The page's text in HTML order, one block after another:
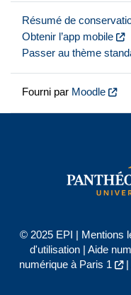
Résumé de
Obtenir l’app mobile
Passer au thème
Fourni par Moodle
© 2025 EPI | Mentions
d'utilisation| Aide
numérique à Paris 1
|